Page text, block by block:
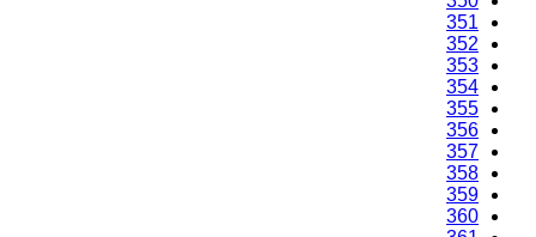
351
352
353
354
355
356
357
358
359
360